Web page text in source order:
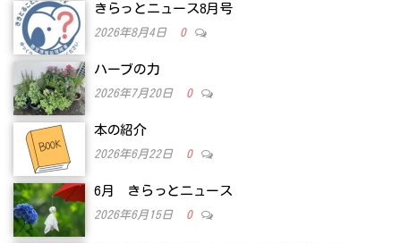
きらっとニュース8月号
2026年8月4日 0
ハーブの力
2026年7月20日 0
本の紹介
2026年6月22日 0
6月 きらっとニュース
2026年6月15日 0